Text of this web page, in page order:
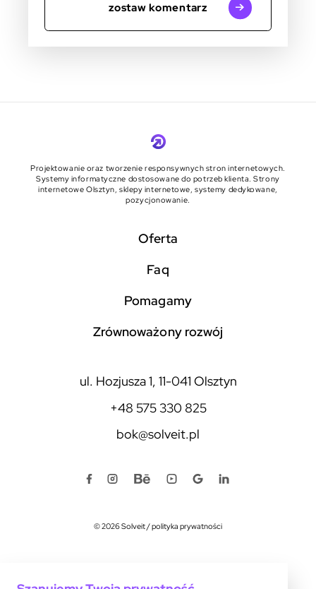
zostaw komentarz
Projektowanie oraz tworzenie responsywnych stron internetowych.
Systemy informatyczne dostosowane do potrzeb klienta. Strony
internetowe Olsztyn, sklepy internetowe, systemy dedykowane,
pozycjonowanie.
Oferta
faq
pomagamy
zrównoważony rozwój
ul. Hozjusza 1, 11-041 Olsztyn
+48 575 330 825
bok@solveit.pl
© 2026 Solveit /polityka prywatności